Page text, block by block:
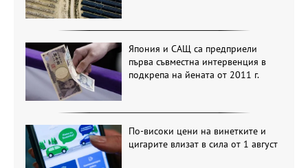
Япония и САЩ са предприели
първа съвместна интервенция в
подкрепа на йената от 2011 г.
По-високи цени на винетките и
цигарите влизат в сила от 1 август